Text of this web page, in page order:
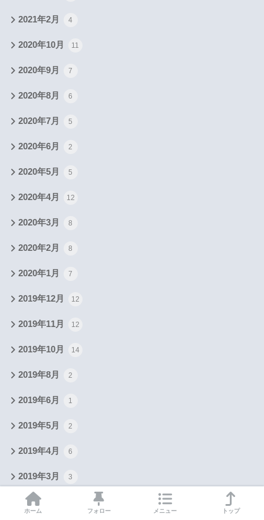
2021年2月 4
2020年10月 11
2020年9月 7
2020年8月 6
2020年7月 5
2020年6月 2
2020年5月 5
2020年4月 12
2020年3月 8
2020年2月 8
2020年1月 7
2019年12月 12
2019年11月 12
2019年10月 14
2019年8月 2
2019年6月 1
2019年5月 2
2019年4月 6
2019年3月 3
2019年1月
ホーム フォロー メニュー トップ